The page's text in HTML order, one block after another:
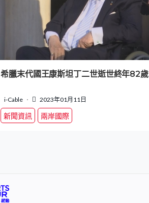
希臘末代國王康斯坦丁二世逝世終年82歲
i-Cable 2023年01月11日
新聞資訊 兩岸國際